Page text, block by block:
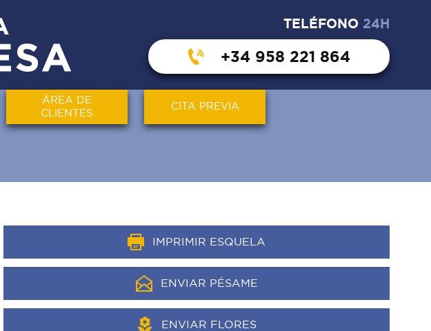
TELÉFONO 24H
+34 958 221 864
ÁREA DE
CLIENTES
CITA PREVIA
IMPRIMIR ESQUELA
ENVIAR PÉSAME
ENVIAR FLORES